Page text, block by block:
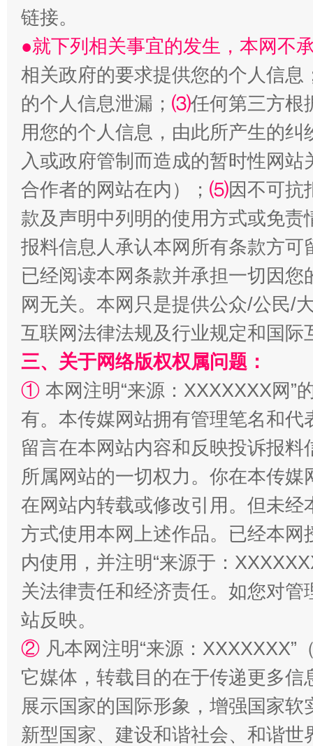
揭批美国五大"原罪" "炒
解纷+调解+退费，一次搞定
站台名比不上好声名
漫山遍野的桃花与雪山、麦地、白藏房 除
链接。
●就下列相关事宜的发生，本网不
相关政府的要求提供您的个人信息
的个人信息泄漏； ⑶任何第三方根
用您的个人信息，由此所产生的纠
入或政府管制而造成的暂时性网
合作者的网站在内）； ⑸因不可抗
款及声明中列明的使用方式或免责
报料信息人承认本网所有条款方
已经阅读本网条款并承担一切因
网无关。本网只是提供公众/公民/
互联网法律法规及行业规定和国
三、关于网络版权权属问题：
① 本网注明“来源：XXXXXXX网”
有。本传媒网站拥有管理笔名和
留言在本网站内容和反映投诉报
所属网站的一切权力。你在本传
在网站内转载或修改引用。但未
方式使用本网上述作品。已经本
内使用，并注明“来源于：
关法律责任和经济责任。如您对
站反映。
② 凡本网注明“来源：
它媒体，转载目的在于传递更多
展示国家的国际形象，增强国家
新型国家、建设和谐社会、和谐